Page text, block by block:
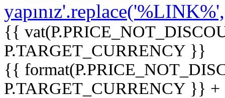
{{
P.TARGET_CURRENCY }}
{{
P.TARGET_CURRENCY }}